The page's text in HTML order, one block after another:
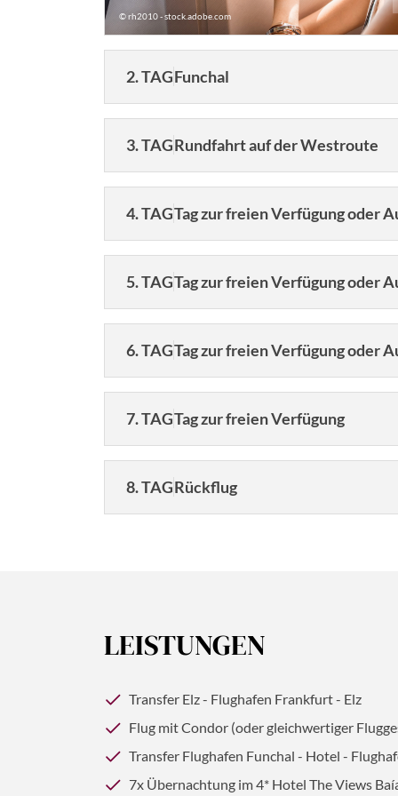
8
© rh2010 - stock.adobe.com
2. TAGFunchal
3. TAGRundfahrt auf der Westroute
4. TAGTag zur freien Verfügung oder
5. TAGTag zur freien Verfügung oder
6. TAGTag zur freien Verfügung oder
7. TAGTag zur freien Verfügung
© cristianbalate - stock.adobe.com
8. TAGRückflug
LEISTUNGEN
Transfer Elz - Flughafen Frankfurt - Elz
Flug mit Condor (oder gleichwertiger
Transfer Flughafen Funchal - Hotel -
7x Übernachtung im 4* Hotel The Views